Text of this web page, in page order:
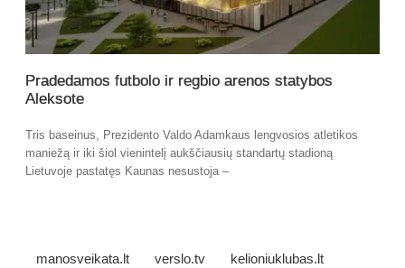
Pradedamos futbolo ir regbio arenos statybos
Aleksote
Tris baseinus, Prezidento Valdo Adamkaus lengvosios atletikos
maniežą ir iki šiol vienintelį aukščiausių standartų stadioną
Lietuvoje pastatęs Kaunas nesustoja –
manosveikata.lt verslo.tv kelioniuklubas.lt